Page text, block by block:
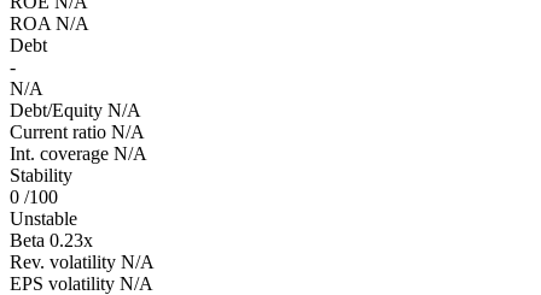
ROA N/A
Debt
-
N/A
Debt/Equity N/A
Current ratio N/A
Int. coverage N/A
Stability
0 /100
Unstable
Beta 0.23x
Rev. volatility N/A
EPS volatility N/A